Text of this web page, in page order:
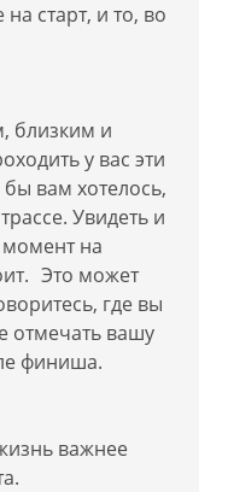
старт, и то, во
близким и
у вас эти
вам хотелось,
Увидеть и
на
Это может
где вы
отмечать вашу
финиша.
важнее